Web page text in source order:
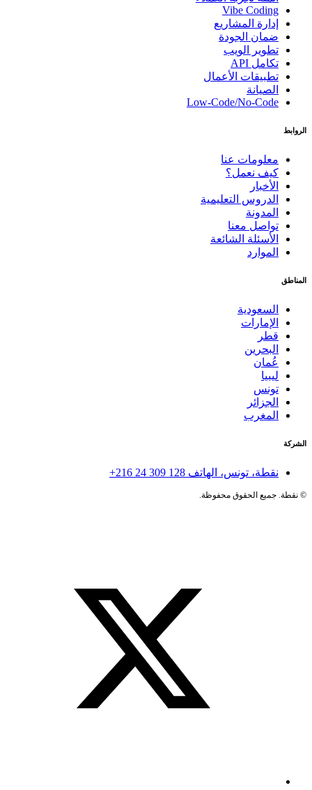
Vibe Coding
إدارة المشاريع
ضمان الجودة
تطوير الويب
تكامل API
تطبيقات الأعمال
الصيانة
Low-Code/No-Code
الروابط
معلومات عنا
كيف نعمل؟
الأخبار
الدروس التعليمية
المدونة
تواصل معنا
الأسئلة الشائعة
الموارد
المناطق
السعودية
الإمارات
قطر
البحرين
عُمان
ليبيا
تونس
الجزائر
المغرب
الشركة
نقطة، تونس، الهاتف +216 24 309 128
©نقطة. جميع الحقوق محفوظة.